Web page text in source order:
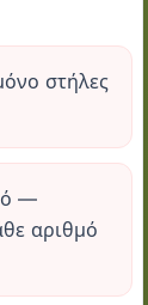
στήλες
—
αριθμό